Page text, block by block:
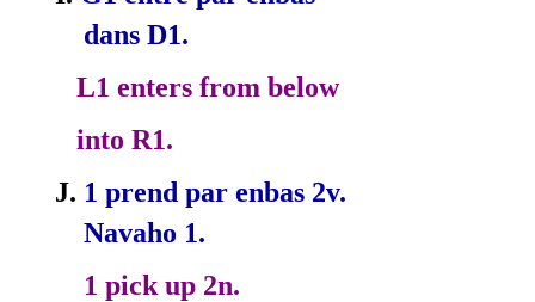
dans D1.
L1 enters from below
into R1.
J. 1 prend par en­bas 2v.
Navaho 1.
1 pick up 2n.